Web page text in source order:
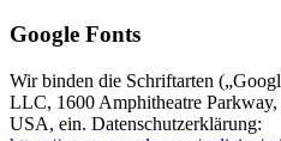
Google Fonts
Wir binden die Schriftarten
LLC, 1600 Amphitheatre
USA, ein. Datenschutzerklärung: